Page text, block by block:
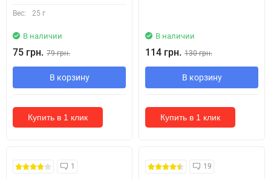
Вес: 25 г
В наличии
75 грн. 79 грн.
В корзину
Купить в 1 клик
В наличии
114 грн. 130 грн.
В корзину
Купить в 1 клик
1 19